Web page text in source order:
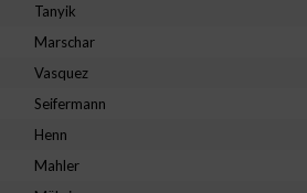
Tanyik
Marschar
Vasquez
Seifermann
Henn
Mahler